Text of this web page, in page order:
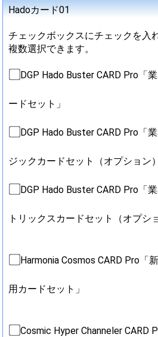
Hadoカード01
チェックボックスにチェックを入
複数選択できます。
DGP Hado Buster CARD Pro「
ードセット」
DGP Hado Buster CARD Pro「
ジックカードセット（オプション）
DGP Hado Buster CARD Pro「
トリックスカードセット（オプシ
Harmonia Cosmos CARD Pro「
用カードセット」
Cosmic Hyper Channeler CARD